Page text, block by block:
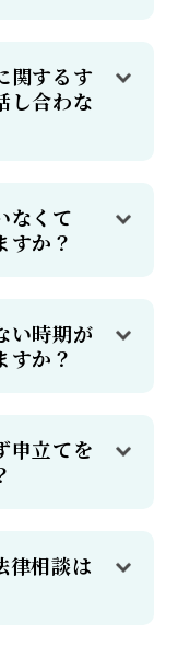
関するす
し合わな
なくて
すか？
い時期が
すか？
申立てを
律相談は